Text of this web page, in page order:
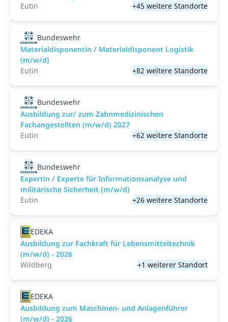
Eutin
+45 weitere Standorte
Bundeswehr
Materialdisponentin / Materialdisponent Logistik
(m/w/d)
Eutin
+82 weitere Standorte
Bundeswehr
Ausbildung zur/ zum Zahnmedizinischen
Fachangestellten (m/w/d) 2027
Eutin
+62 weitere Standorte
Bundeswehr
Expertin / Experte für Informationsanalyse und
militärische Sicherheit (m/w/d)
Eutin
+26 weitere Standorte
EDEKA
Ausbildung zur Fachkraft für Lebensmitteltechnik
(m/w/d) - 2026
Wildberg
+1 weiterer Standort
EDEKA
Ausbildung zum Maschinen- und Anlagenführer
(m/w/d) - 2026